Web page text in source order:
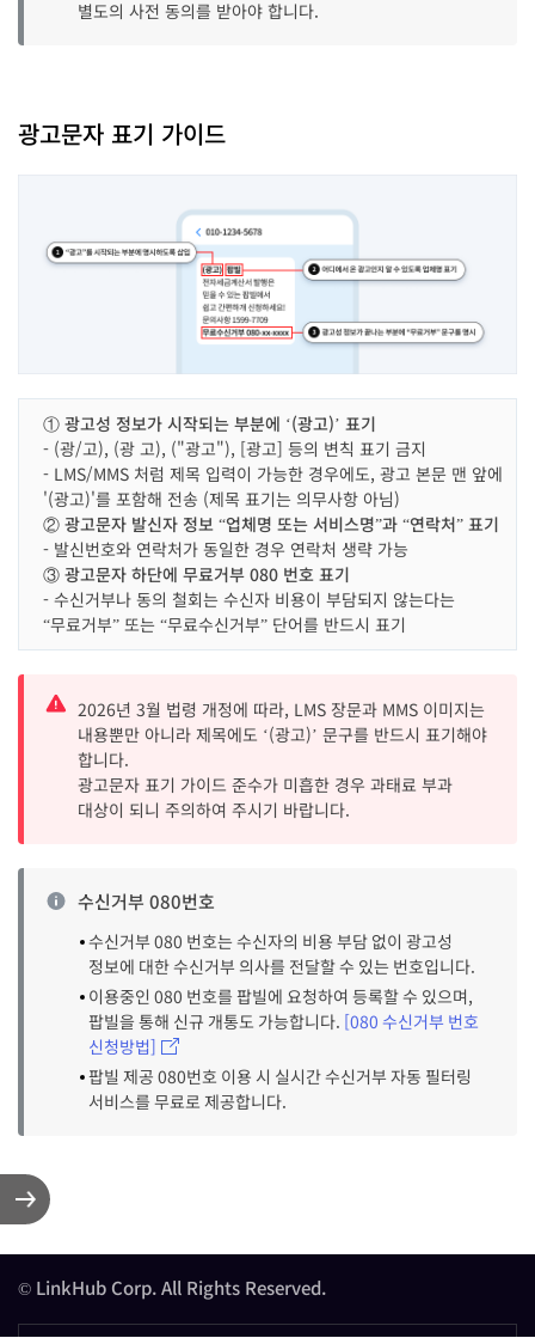
별도의 사전 동의를 받아야 합니다.
광고문자 표기 가이드
① 광고성 정보가 시작되는 부분에 ‘(광고)’ 표기
- (광/고), (광 고), ("광고"), [광고] 등의 변칙 표기 금지
- LMS/MMS 처럼 제목 입력이 가능한 경우에도, 광고 본문 맨 앞에
'(광고)'를 포함해 전송 (제목 표기는 의무사항 아님)
② 광고문자 발신자 정보 “업체명 또는 서비스명”과 “연락처” 표기
- 발신번호와 연락처가 동일한 경우 연락처 생략 가능
③ 광고문자 하단에 무료거부 080 번호 표기
- 수신거부나 동의 철회는 수신자 비용이 부담되지 않는다는
“무료거부” 또는 “무료수신거부” 단어를 반드시 표기
2026년 3월 법령 개정에 따라, LMS 장문과 MMS 이미지는
내용뿐만 아니라 제목에도 ‘(광고)’ 문구를 반드시 표기해야
합니다.
광고문자 표기 가이드 준수가 미흡한 경우 과태료 부과
대상이 되니 주의하여 주시기 바랍니다.
수신거부 080번호
수신거부 080 번호는 수신자의 비용 부담 없이 광고성
정보에 대한 수신거부 의사를 전달할 수 있는 번호입니다.
이용중인 080 번호를 팝빌에 요청하여 등록할 수 있으며,
팝빌을 통해 신규 개통도 가능합니다. [080 수신거부 번호
신청방법]
팝빌 제공 080번호 이용 시 실시간 수신거부 자동 필터링
서비스를 무료로 제공합니다.
© LinkHub Corp. All Rights Reserved.